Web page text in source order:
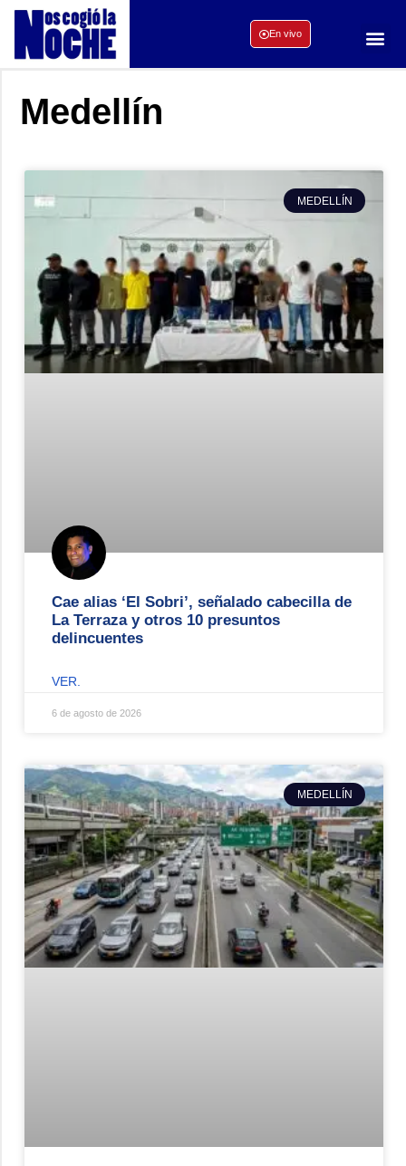
En vivo
Medellín
MEDELLÍN
Cae alias ‘El Sobri’, señalado cabecilla de
La Terraza y otros 10 presuntos
delincuentes
VER.
6 de agosto de 2026
MEDELLÍN